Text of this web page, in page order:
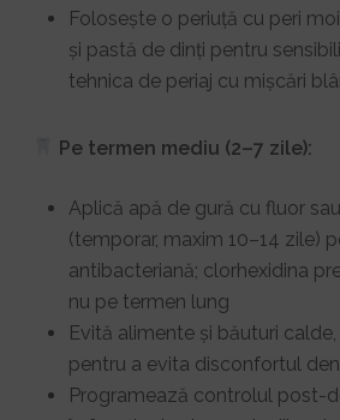
Folosește o periuță cu peri
și pastă de dinți pentru
tehnica de periaj cu mișcări
Pe termen mediu (2–7 zile):
Aplică apă de gură cu fluor
(temporar, maxim 10–14 zile)
antibacteriană; clorhexidina
nu pe termen lung
Evită alimente și băuturi
pentru a evita disconfortul
Programează controlul post-